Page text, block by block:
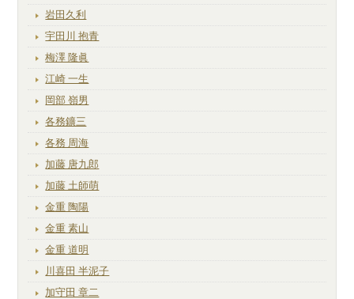
岩田久利
宇田川 抱青
梅澤 隆眞
江崎 一生
岡部 嶺男
各務鑛三
各務 周海
加藤 唐九郎
加藤 土師萌
金重 陶陽
金重 素山
金重 道明
川喜田 半泥子
加守田 章二